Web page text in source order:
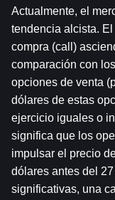
Actualmente, el
tendencia alcista.
compra (call)
comparación con
opciones de venta
dólares de estas
ejercicio iguales o
significa que los
impulsar el precio
dólares antes del
significativas, una